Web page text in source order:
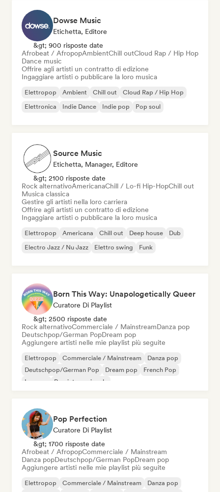
Dowse Music
Etichetta, Editore
&gt; 900 risposte date
Afrobeat / AfropopAmbientChill outCloud Rap / Hip Hop
Dance music
Offrire agli artisti un contratto di edizione
Ingaggiare artisti o pubblicare la loro musica
Elettropop Ambient Chill out
Cloud Rap / Hip Hop
Elettronica
Indie Dance Indie pop Pop soul
Source Music
Etichetta, Manager, Editore
&gt; 2100 risposte date
Rock alternativoAmericanaChill / Lo-fi Hip-HopChill out
Musica classica
Gestire gli artisti nella loro carriera
Offrire agli artisti un contratto di edizione
Ingaggiare artisti o pubblicare la loro musica
Elettropop Americana Chill out Deep house
Dub
Electro Jazz / Nu Jazz
Elettro swing Funk
Born This Way: Unapologetically Queer
Curatore Di Playlist
&gt; 2500 risposte date
Rock alternativoCommerciale / MainstreamDanza pop
Deutschpop/German PopDream pop
Aggiungere artisti nelle mie playlist più seguite
Elettropop Commerciale / Mainstream
Danza pop
Deutschpop/German Pop
Dream pop
French Pop
Iperpop
Pop internazionale
Pop Perfection
Curatore Di Playlist
&gt; 1700 risposte date
Afrobeat / AfropopCommerciale / Mainstream
Danza popDeutschpop/German PopDream pop
Aggiungere artisti nelle mie playlist più seguite
Elettropop Commerciale / Mainstream
Danza pop